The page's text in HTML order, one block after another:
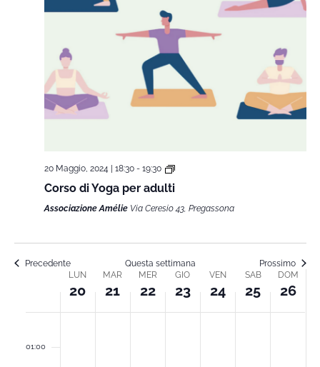
20 Maggio, 2024 | 18:30- 19:30
Corso di Yoga per adulti
Associazione Amélie Via Ceresio 43, Pregassona
Precedente Questa settimana Prossimo
Week
LUN
20
MAR
21
MER
22
GIO
23
VEN
24
SAB
25
DOM
26
01:00